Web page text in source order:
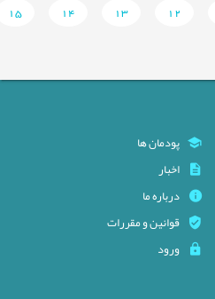
12
13
14
15
پودمان ها
اخبار
درباره ما
قوانین و مقررات
ورود